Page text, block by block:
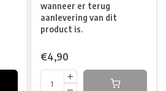
wanneer er terug
aanlevering van dit
product is.
€4,90